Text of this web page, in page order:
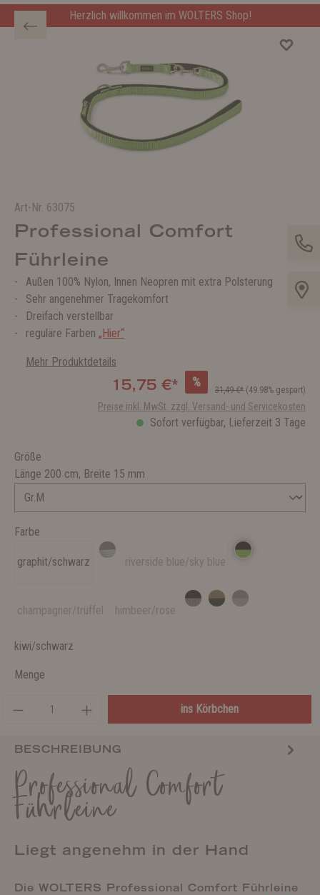
Herzlich willkommen im WOLTERS Shop!
Art-Nr. 63075
Professional Comfort
Führleine
Außen 100% Nylon, Innen Neopren mit extra Polsterung
Sehr angenehmer Tragekomfort
Dreifach verstellbar
reguläre Farben „Hier“
Mehr Produktdetails
15,75 €* %
31,49 €* (49.98% gespart)
Preise inkl. MwSt. zzgl. Versand- und Servicekosten
Sofort verfügbar, Lieferzeit 3 Tage
Größe
Länge 200 cm, Breite 15 mm
Farbe
graphit/schwarz riverside blue/sky blue
champagner/trüffel himbeer/rose
kiwi/schwarz
Menge
ins Körbchen
BESCHREIBUNG
Professional Comfort
Führleine
Liegt angenehm in der Hand
Die WOLTERS Professional Comfort Führleine